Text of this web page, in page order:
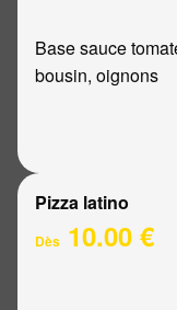
Base sauce
bousin, oignons
Pizza latino
Dès 10.00 €